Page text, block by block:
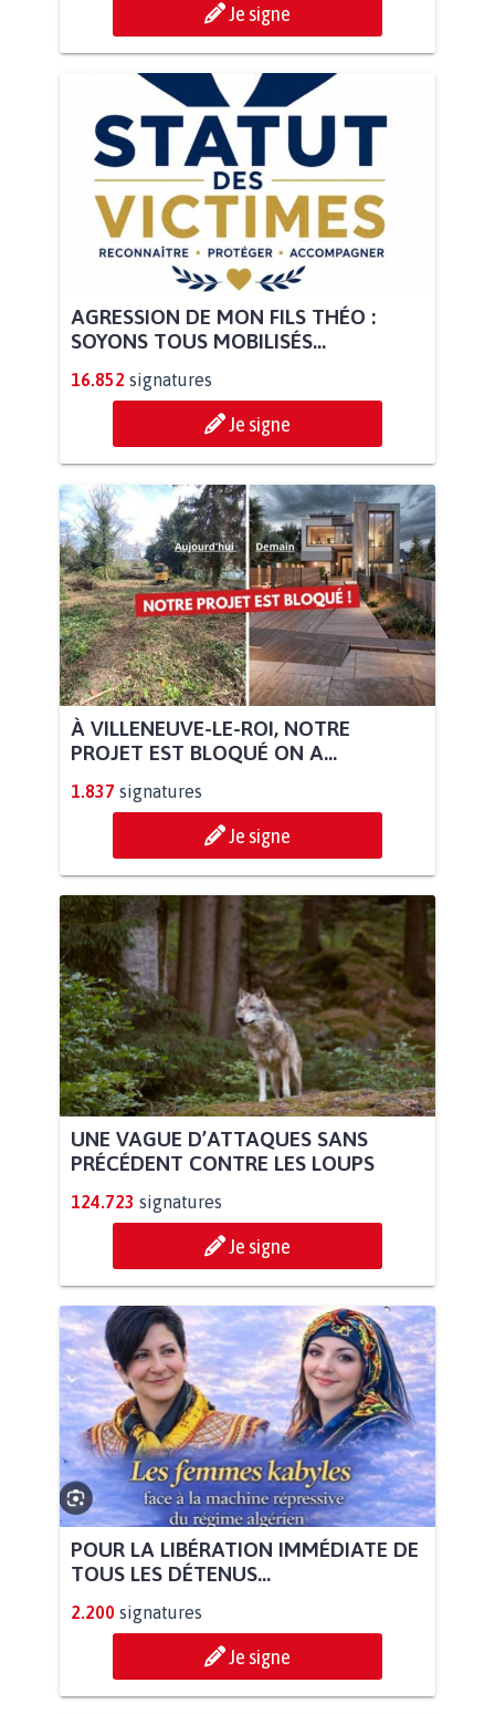
Je signe
AGRESSION DE MON FILS THÉO :
SOYONS TOUS MOBILISÉS...
16.852 signatures
Je signe
À VILLENEUVE-LE-ROI, NOTRE
PROJET EST BLOQUÉ ON A...
1.837 signatures
Je signe
UNE VAGUE D’ATTAQUES SANS
PRÉCÉDENT CONTRE LES LOUPS
124.723 signatures
Je signe
POUR LA LIBÉRATION IMMÉDIATE DE
TOUS LES DÉTENUS...
2.200 signatures
Je signe